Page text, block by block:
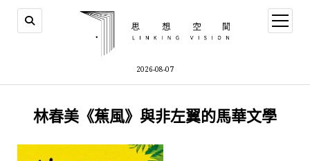
2026-08-07
open
menu
林春美《蕉風》與非左翼的馬華文學